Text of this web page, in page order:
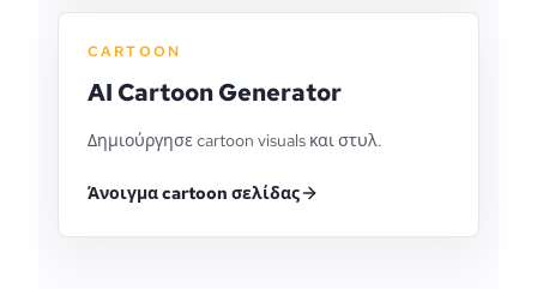
CARTOON
AI Cartoon Generator
Δημιούργησε cartoon visuals και στυλ.
Άνοιγμα cartoon σελίδας